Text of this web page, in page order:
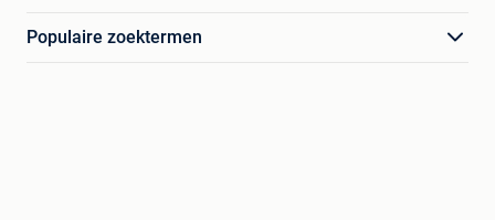
Populaire zoektermen